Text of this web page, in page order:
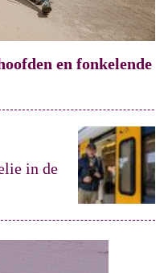
en fonkelende
in de